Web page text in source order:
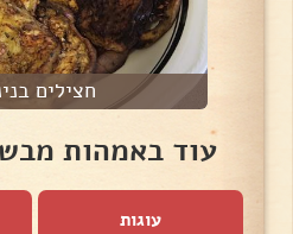
חצילים
עוד באמהות
עוגות